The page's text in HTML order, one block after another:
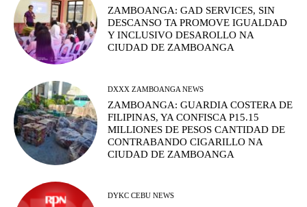
ZAMBOANGA: GAD SERVICES, SIN
DESCANSO TA PROMOVE IGUALDAD
Y INCLUSIVO DESAROLLO NA
CIUDAD DE ZAMBOANGA
DXXX ZAMBOANGA NEWS
ZAMBOANGA: GUARDIA COSTERA DE
FILIPINAS, YA CONFISCA P15.15
MILLIONES DE PESOS CANTIDAD DE
CONTRABANDO CIGARILLO NA
CIUDAD DE ZAMBOANGA
DYKC CEBU NEWS